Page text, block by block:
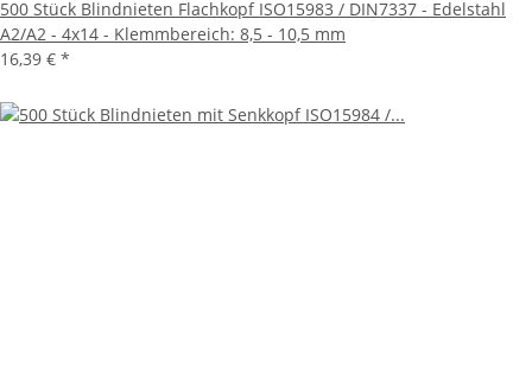
500 Stück Blindnieten Flachkopf ISO15983 / DIN7337 - Edelstahl
A2/A2 - 4x14 - Klemmbereich: 8,5 - 10,5 mm
16,39 € *